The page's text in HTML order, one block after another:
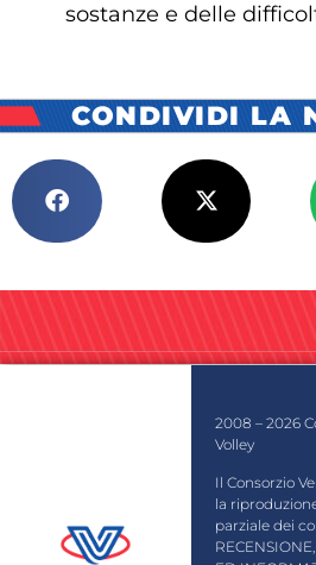
sostanze e delle
CONDIVIDI LA
2008 – 2026
Volley
Il Consorzio
la
parziale dei